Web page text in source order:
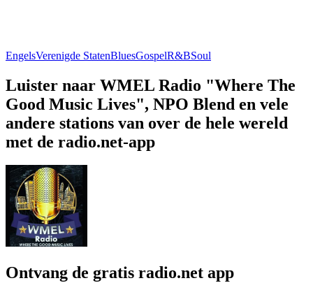
EngelsVerenigde StatenBluesGospelR&BSoul
Luister naar WMEL Radio "Where The
Good Music Lives", NPO Blend en vele
andere stations van over de hele wereld
met de radio.net-app
Ontvang de gratis radio.net app